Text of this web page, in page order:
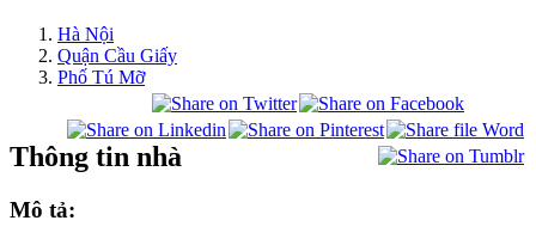
Hà Nội
Quận Cầu Giấy
Phố Tú Mỡ
Thông tin nhà
Mô tả: